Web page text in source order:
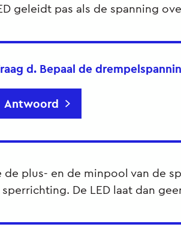
geleidt pas als de spanning
d.Bepaal de
Antwoord
de plus- en de minpool van de
sperrichting. De LED laat dan